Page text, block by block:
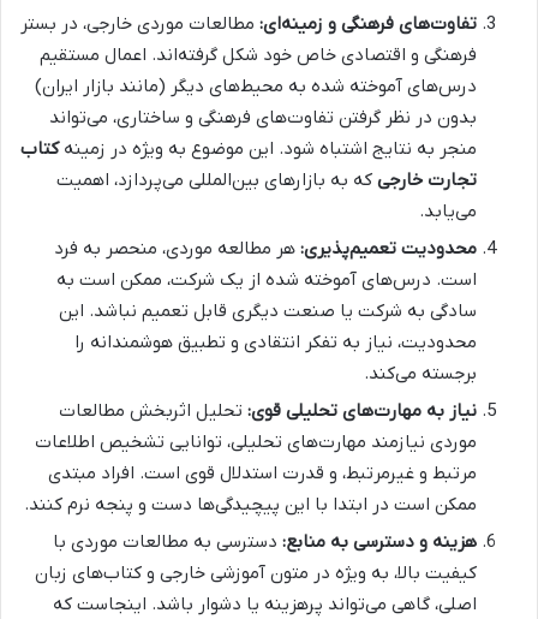
تفاوت‌های فرهنگی و زمینه‌ای: مطالعات موردی خارجی، در بستر
فرهنگی و اقتصادی خاص خود شکل گرفته‌اند. اعمال مستقیم
درس‌های آموخته شده به محیط‌های دیگر (مانند بازار ایران)
بدون در نظر گرفتن تفاوت‌های فرهنگی و ساختاری، می‌تواند
منجر به نتایج اشتباه شود. این موضوع به ویژه در زمینهکتاب
تجارت خارجی که به بازارهای بین‌المللی می‌پردازد، اهمیت
می‌یابد.
محدودیت تعمیم‌پذیری: هر مطالعه موردی، منحصر به فرد
است. درس‌های آموخته شده از یک شرکت، ممکن است به
سادگی به شرکت یا صنعت دیگری قابل تعمیم نباشد. این
محدودیت، نیاز به تفکر انتقادی و تطبیق هوشمندانه را
برجسته می‌کند.
نیاز به مهارت‌های تحلیلی قوی: تحلیل اثربخش مطالعات
موردی نیازمند مهارت‌های تحلیلی، توانایی تشخیص اطلاعات
مرتبط و غیرمرتبط، و قدرت استدلال قوی است. افراد مبتدی
ممکن است در ابتدا با این پیچیدگی‌ها دست و پنجه نرم کنند.
هزینه و دسترسی به منابع: دسترسی به مطالعات موردی با
کیفیت بالا، به ویژه در متون آموزشی خارجی و کتاب‌های زبان
اصلی، گاهی می‌تواند پرهزینه یا دشوار باشد. اینجاست که